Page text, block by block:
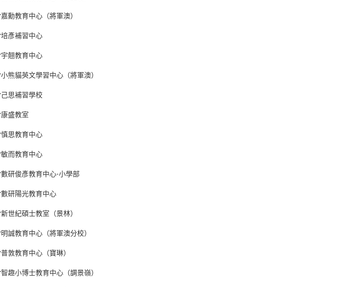
嘉勳教育中心（將軍澳）
培彥補習中心
宇翹教育中心
小熊貓英文學習中心（將軍澳）
己思補習學校
康盛教室
慎思教育中心
敏而教育中心
數研俊彥教育中心-小學部
數研陽光教育中心
新世紀碩士教室（景林）
明誠教育中心（將軍澳分校）
普敦教育中心（寶琳）
智趣小博士教育中心（調景嶺）